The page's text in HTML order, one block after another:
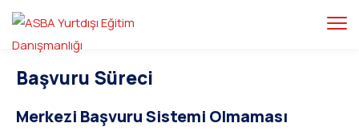
Başvuru Süreci
Merkezi Başvuru Sistemi Olmaması